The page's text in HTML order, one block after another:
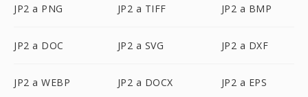
JP2 a PNG JP2 a TIFF JP2 a BMP
JP2 a DOC JP2 a SVG JP2 a DXF
JP2 a WEBP JP2 a DOCX JP2 a EPS